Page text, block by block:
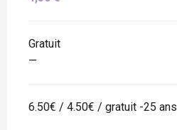
Gratuit
—
6.50€ / 4.50€ / gratuit -25 ans